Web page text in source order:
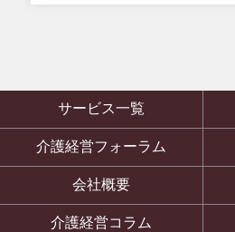
サービス一覧
介護経営フォーラム
会社概要
介護経営コラム